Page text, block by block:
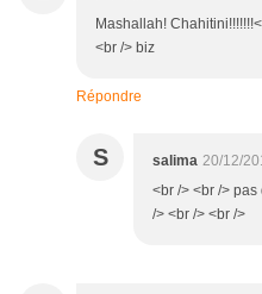
Mashallah!
<br /> biz
Répondre
S salima 20/12/
<br /> <br />
/> <br /> <br />